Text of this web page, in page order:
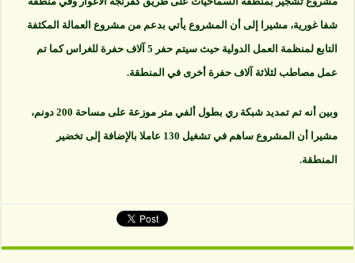
شفا غورية، مشيرا إلى أن المشروع يأتي بدعم من مشروع العمالة المكثفة
التابع لمنظمة العمل الدولية حيث سيتم حفر 5 آلاف حفرة للغراس كما تم
عمل مصاطب لثلاثة آلاف حفرة أخرى في المنطقة.
وبين أنه تم تمديد شبكة ري بطول ألفي متر موزعة على مساحة 200 دونم،
مشيرا أن المشروع ساهم في تشغيل 130 عاملا بالإضافة إلى تخضير
المنطقة.